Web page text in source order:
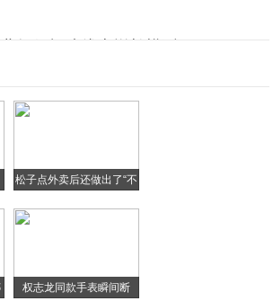
心获准欧盟上市（CE）
推荐算法-由技术同学体
松子点外卖后还做出了“不
权志龙同款手表瞬间断